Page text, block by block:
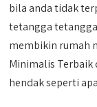
bila anda tidak
tetangga
membikin rumah
Minimalis Terbaik
hendak seperti